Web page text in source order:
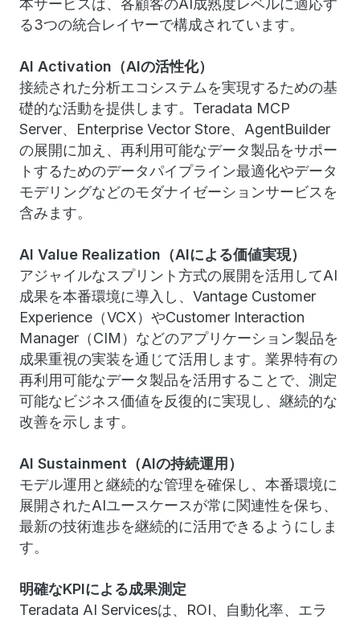
本サービスは、各顧客のAI成熟度レベルに適応す
る3つの統合レイヤーで構成されています。
AI Activation（AIの活性化）
接続された分析エコシステムを実現するための基
礎的な活動を提供します。Teradata MCP
Server、Enterprise Vector Store、AgentBuilder
の展開に加え、再利用可能なデータ製品をサポー
トするためのデータパイプライン最適化やデータ
モデリングなどのモダナイゼーションサービスを
含みます。
AI Value Realization（AIによる価値実現）
アジャイルなスプリント方式の展開を活用してAI
成果を本番環境に導入し、Vantage Customer
Experience（VCX）やCustomer Interaction
Manager（CIM）などのアプリケーション製品を
成果重視の実装を通じて活用します。業界特有の
再利用可能なデータ製品を活用することで、測定
可能なビジネス価値を反復的に実現し、継続的な
改善を示します。
AI Sustainment（AIの持続運用）
モデル運用と継続的な管理を確保し、本番環境に
展開されたAIユースケースが常に関連性を保ち、
最新の技術進歩を継続的に活用できるようにしま
す。
明確なKPIによる成果測定
Teradata AI Servicesは、ROI、自動化率、エラ